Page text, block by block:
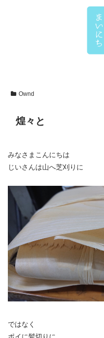
Ownd
煌々と
みなさまこんにちは
じいさんは山へ芝刈りに
ではなく
ポイに髪切りに